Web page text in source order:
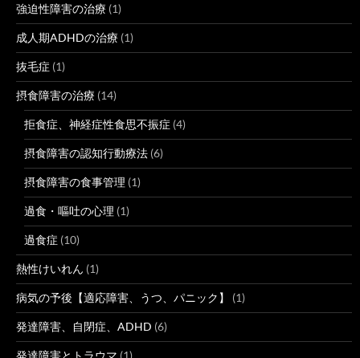
強迫性障害の治療 (1)
成人期ADHDの治療 (1)
抜毛症 (1)
摂食障害の治療 (14)
拒食症、神経症性食思不振症 (4)
摂食障害の認知行動療法 (6)
摂食障害の食事管理 (1)
過食・嘔吐の心理 (1)
過食症 (10)
熱性けいれん (1)
病気の予後【適応障害、うつ、パニック】 (1)
発達障害、自閉症、ADHD (6)
発達障害とトラウマ (1)